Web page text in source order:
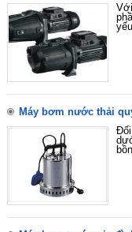
Máy bơm nước thải